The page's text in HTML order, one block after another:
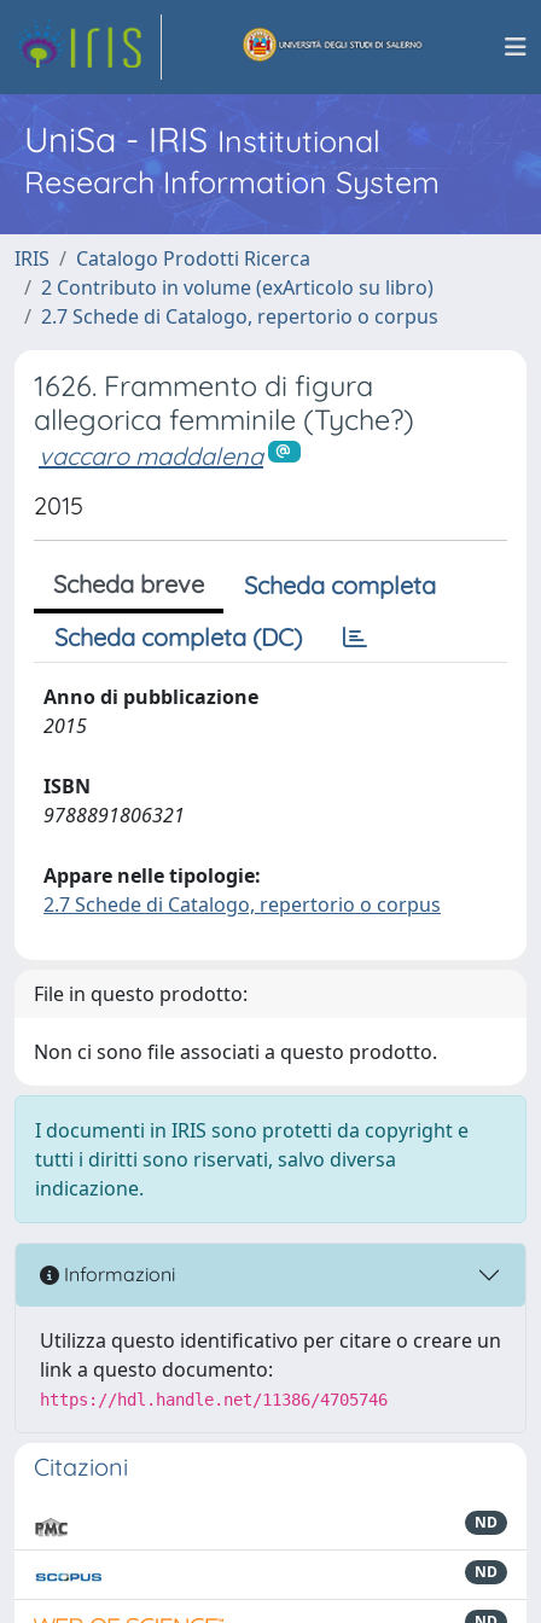
UniSa - IRISInstitutional
Research Information System
IRIS
Catalogo Prodotti Ricerca
2 Contributo in volume (exArticolo su libro)
2.7 Schede di Catalogo, repertorio o corpus
1626. Frammento di figura
allegorica femminile (Tyche?)
vaccaro maddalena
2015
Scheda breve
Scheda completa
Scheda completa (DC)
Anno di pubblicazione
2015
ISBN
9788891806321
Appare nelle tipologie:
2.7 Schede di Catalogo, repertorio o corpus
File in questo prodotto:
Non ci sono file associati a questo prodotto.
I documenti in IRIS sono protetti da copyright e
tutti i diritti sono riservati, salvo diversa
indicazione.
Informazioni
Utilizza questo identificativo per citare o creare un
link a questo documento:
https://hdl.handle.net/11386/4705746
Citazioni
ND
ND